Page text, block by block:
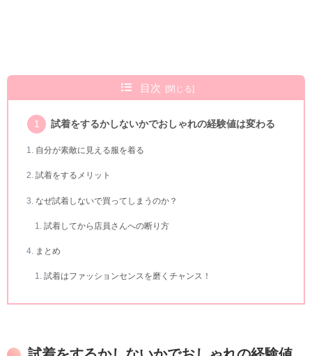
目次
試着をするかしないかでおしゃれの経験値は変わる
自分が素敵に見える服を着る
試着をするメリット
なぜ試着しないで買ってしまうのか？
試着してから店員さんへの断り方
まとめ
試着はファッションセンスを磨くチャンス！